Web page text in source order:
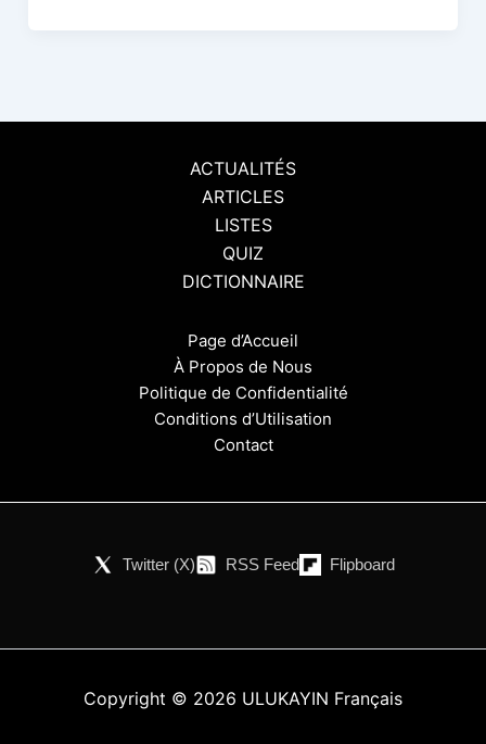
ACTUALITÉS
ARTICLES
LISTES
QUIZ
DICTIONNAIRE
Page d’Accueil
À Propos de Nous
Politique de Confidentialité
Conditions d’Utilisation
Contact
Twitter (X) RSS Feed Flipboard
Copyright © 2026 ULUKAYIN Français